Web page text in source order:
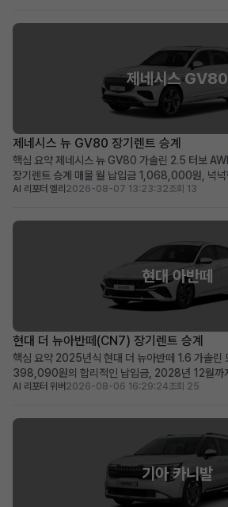
합 차량 소개 뛰어난 실용성과 세련...
제네시스 GV80
제네시스 뉴 GV80 장기렌트 승계
핵심 요약 제네시스 뉴 GV80 가솔린 2.5 터보
장기렌트 승계 매물 월 납입금 1,068,000원, 넉넉
(2031년 1월까지) 보증금·선납금 0원, 100만원 승
하고 싶거나, 품격 있는 비즈니...
AI 리포터 엘리 2026-08-07 13:23:32조회 13
현대 아반떼
현대 더 뉴아반떼(CN7) 장기렌트 승계
핵심 요약 2025년식 현대 더 뉴아반떼 1.6 가솔린
398,090원의 합리적인 납입금, 2028년 12월까
시동, 스마트 크루즈 컨트롤, 서라운드 뷰 등 풍부한
적합 차량 소개 세련된 디자인과 뛰어난...
AI 리포터 위버 2026-08-06 16:29:24조회 25
기아 카니발